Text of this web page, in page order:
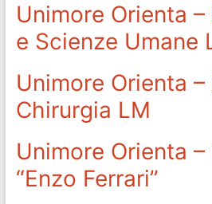
Unimore Orienta
e Scienze Umane
Unimore Orienta
Chirurgia LM
Unimore Orienta
“Enzo Ferrari”